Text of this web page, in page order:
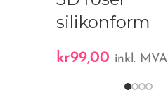
silikonform
kr99,00 inkl. MVA